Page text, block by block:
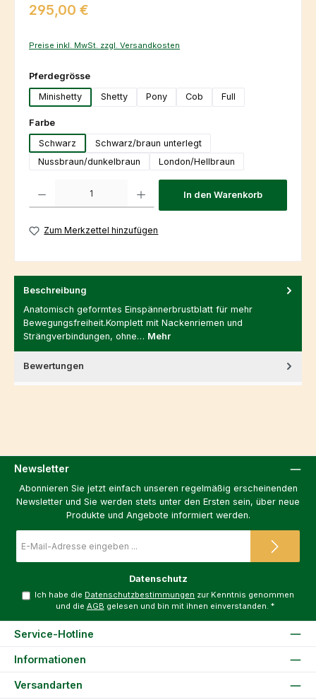
Regulärer Preis:
295,00 €
Preise inkl. MwSt. zzgl. Versandkosten
Pferdegrösseauswählen
Minishetty
Shetty Pony Cob Full
Farbeauswählen
Schwarz
Schwarz/braun unterlegt
Nussbraun/dunkelbraun
London/Hellbraun
In den Warenkorb
Zum Merkzettel hinzufügen
Beschreibung
Anatomisch geformtes Einspännerbrustblatt für mehr
Bewegungsfreiheit.Komplett mit Nackenriemen und
Strängverbindungen, ohne… Mehr
Bewertungen
Newsletter
Abonnieren Sie jetzt einfach unseren regelmäßig erscheinenden
Newsletter und Sie werden stets unter den Ersten sein, über neue
Produkte und Angebote informiert werden.
Mail-
Adresse
Datenschutz
Ich habe die Datenschutzbestimmungen zur Kenntnis genommen
und die AGB gelesen und bin mit ihnen einverstanden. *
Service-Hotline
Informationen
Versandarten